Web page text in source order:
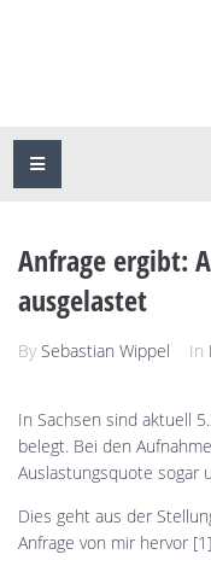
Anfrage ergibt:
ausgelastet
By Sebastian Wippel In
In Sachsen sind aktuell
belegt. Bei den
Auslastungsquote sogar
Dies geht aus der
Anfrage von mir hervor